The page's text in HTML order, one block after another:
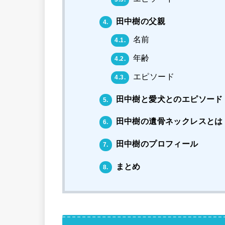
4. 田中樹の父親
4.1. 名前
4.2. 年齢
4.3. エピソード
5. 田中樹と愛犬とのエピソード
6. 田中樹の遺骨ネックレスとは
7. 田中樹のプロフィール
8. まとめ